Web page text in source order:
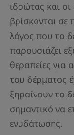
ιδρώτας και
βρίσκονται σε
λόγος που το
παρουσιάζει
θεραπείες
του δέρματος
ξηραίνουν το
σημαντικό να
ενυδάτωσης.